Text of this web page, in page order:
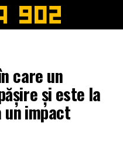
care un
și este la
un impact